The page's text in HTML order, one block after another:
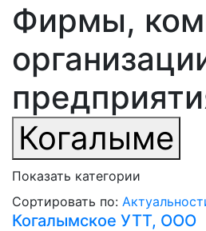
Фирмы,
Когалыме
Показать категории
Сортировать по:
Когалымское УТТ, ООО